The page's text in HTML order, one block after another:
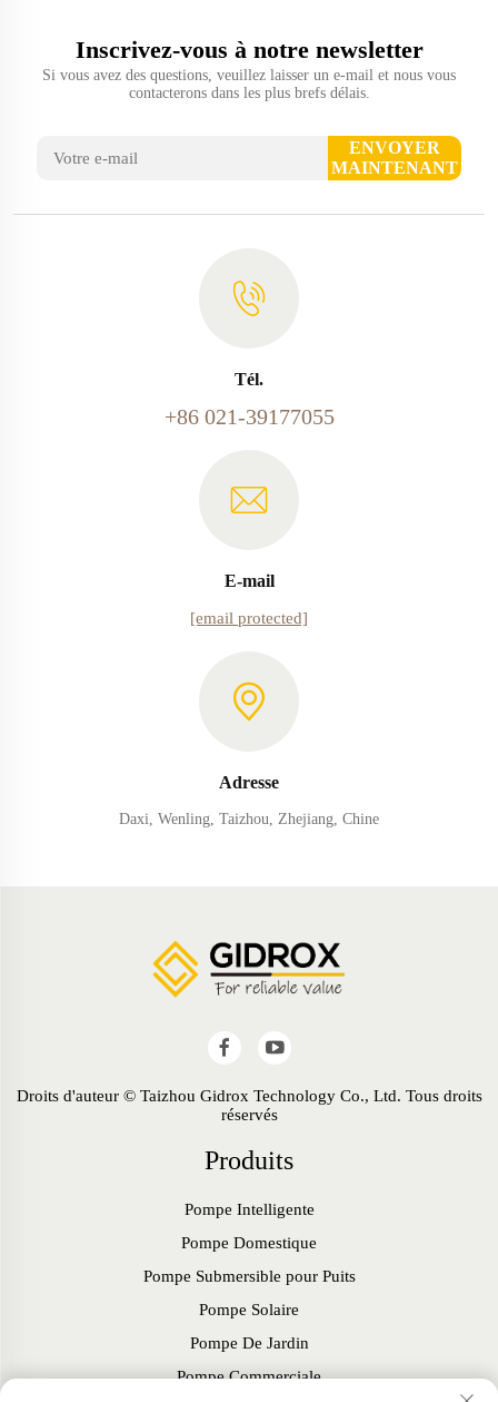
Inscrivez-vous à notre newsletter
Si vous avez des questions, veuillez laisser un e-mail et nous vous
contacterons dans les plus brefs délais.
ENVOYER
MAINTENANT
Tél.
+86 021-39177055
E-mail
[email protected]
Adresse
Daxi, Wenling, Taizhou, Zhejiang, Chine
Droits d'auteur © Taizhou Gidrox Technology Co., Ltd. Tous droits
réservés
Produits
Pompe Intelligente
Pompe Domestique
Pompe Submersible pour Puits
Pompe Solaire
Pompe De Jardin
Pompe Commerciale